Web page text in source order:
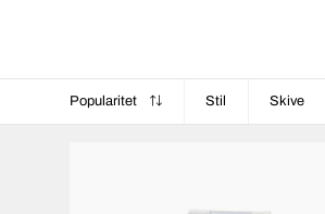
Popularitet Stil Skive